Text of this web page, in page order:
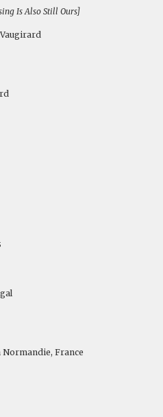
Is Also Still Ours]
Normandie, France